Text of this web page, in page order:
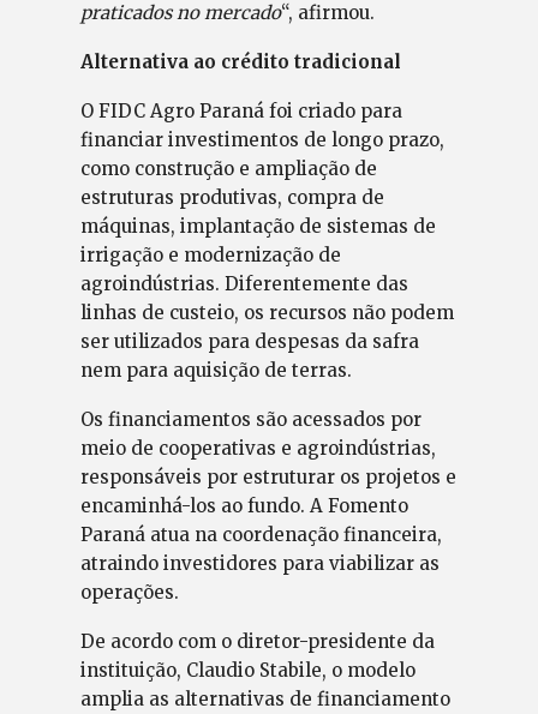
praticados no mercado“, afirmou.
Alternativa ao crédito tradicional
O FIDC Agro Paraná foi criado para
financiar investimentos de longo prazo,
como construção e ampliação de
estruturas produtivas, compra de
máquinas, implantação de sistemas de
irrigação e modernização de
agroindústrias. Diferentemente das
linhas de custeio, os recursos não podem
ser utilizados para despesas da safra
nem para aquisição de terras.
Os financiamentos são acessados por
meio de cooperativas e agroindústrias,
responsáveis por estruturar os projetos e
encaminhá-los ao fundo. A Fomento
Paraná atua na coordenação financeira,
atraindo investidores para viabilizar as
operações.
De acordo com o diretor-presidente da
instituição, Claudio Stabile, o modelo
amplia as alternativas de financiamento